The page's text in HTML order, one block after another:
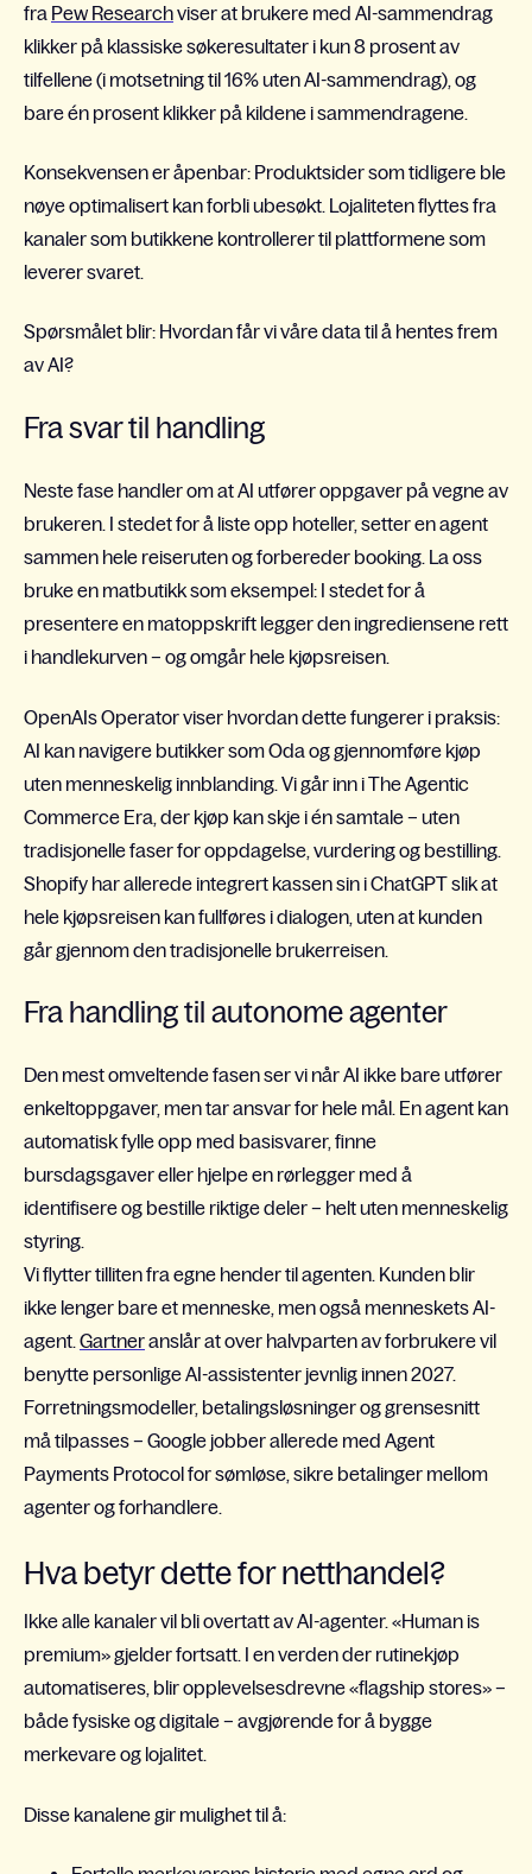
fra Pew Researchviser at brukere med AI-sammendrag
klikker på klassiske søkeresultater i kun 8 prosent av
tilfellene (i motsetning til 16% uten AI-sammendrag), og
bare én prosent klikker på kildene i sammendragene.
Konsekvensen er åpenbar: Produktsider som tidligere ble
nøye optimalisert kan forbli ubesøkt. Lojaliteten flyttes fra
kanaler som butikkene kontrollerer til plattformene som
leverer svaret.
Spørsmålet blir: Hvordan får vi våre data til å hentes frem
av AI?
Fra svar til handling
Neste fase handler om at AI utfører oppgaver på vegne av
brukeren. I stedet for å liste opp hoteller, setter en agent
sammen hele reiseruten og forbereder booking. La oss
bruke en matbutikk som eksempel: I stedet for å
presentere en matoppskrift legger den ingrediensene rett
i handlekurven – og omgår hele kjøpsreisen.
OpenAIs Operator viser hvordan dette fungerer i praksis:
AI kan navigere butikker som Oda og gjennomføre kjøp
uten menneskelig innblanding. Vi går inn i The Agentic
Commerce Era, der kjøp kan skje i én samtale – uten
tradisjonelle faser for oppdagelse, vurdering og bestilling.
Shopify har allerede integrert kassen sin i ChatGPT slik at
hele kjøpsreisen kan fullføres i dialogen, uten at kunden
går gjennom den tradisjonelle brukerreisen.
Fra handling til autonome agenter
Den mest omveltende fasen ser vi når AI ikke bare utfører
enkeltoppgaver, men tar ansvar for hele mål. En agent kan
automatisk fylle opp med basisvarer, finne
bursdagsgaver eller hjelpe en rørlegger med å
identifisere og bestille riktige deler – helt uten menneskelig
styring.
Vi flytter tilliten fra egne hender til agenten. Kunden blir
ikke lenger bare et menneske, men også menneskets AI-
agent. Gartneranslår at over halvparten av forbrukere vil
benytte personlige AI-assistenter jevnlig innen 2027.
Forretningsmodeller, betalingsløsninger og grensesnitt
må tilpasses – Google jobber allerede med Agent
Payments Protocol for sømløse, sikre betalinger mellom
agenter og forhandlere.
Hva betyr dette for netthandel?
Ikke alle kanaler vil bli overtatt av AI-agenter. «Human is
premium» gjelder fortsatt. I en verden der rutinekjøp
automatiseres, blir opplevelsesdrevne «flagship stores» –
både fysiske og digitale – avgjørende for å bygge
merkevare og lojalitet.
Disse kanalene gir mulighet til å: